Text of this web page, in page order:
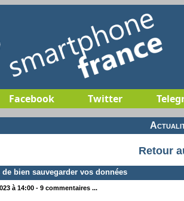
Facebook Twitter
Retour
bien sauvegarder vos données
à 14:00 - 9 commentaires ...